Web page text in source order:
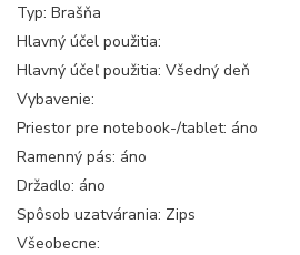
Typ: Brašňa
Hlavný účel použitia:
Hlavný účeľ použitia: Všedný deň
Vybavenie:
Priestor pre notebook-/tablet: áno
Ramenný pás: áno
Držadlo: áno
Spôsob uzatvárania: Zips
Všeobecne: